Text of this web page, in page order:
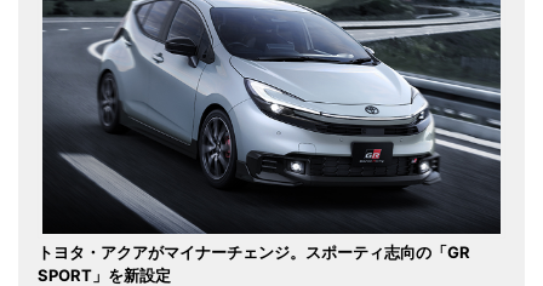
トヨタ・アクアがマイナーチェンジ。スポーティ志向の「GR
SPORT」を新設定